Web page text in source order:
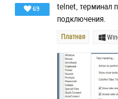
69
telnet, терминал
подключения.
Платная